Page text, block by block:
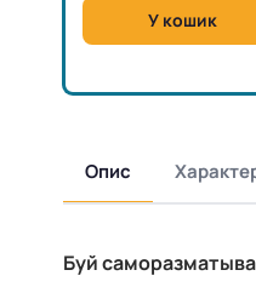
У кошик
Опис
Буй